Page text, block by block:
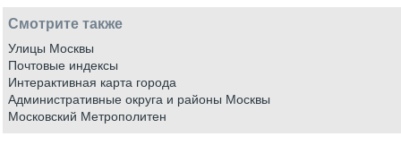
Смотрите также
Улицы Москвы
Почтовые индексы
Интерактивная карта города
Административные округа и районы Москвы
Московский Метрополитен